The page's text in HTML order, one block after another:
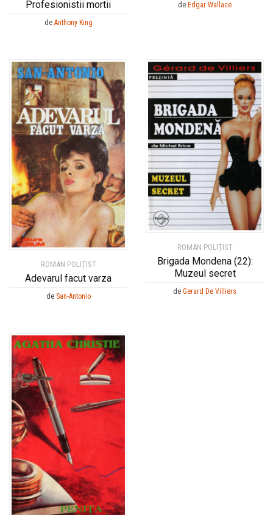
Profesionistii mortii
de Anthony King
de Edgar Wallace
ROMAN POLIȚIST
Adevarul facut varza
de San-Antonio
ROMAN POLIȚIST
Brigada Mondena (22):
Muzeul secret
de Gerard De Villiers